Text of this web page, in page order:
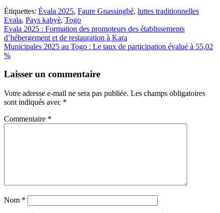
Étiquettes: Évala 2025, Faure Gnassingbé, luttes traditionnelles
Evala, Pays kabyè, Togo
Navigation
de
l’article
Evala 2025 : Formation des promoteurs des établissements
d’hébergement et de restauration à Kara
Municipales 2025 au Togo : Le taux de participation évalué à 55,02
%
Laisser un commentaire
Votre adresse e-mail ne sera pas publiée. Les champs obligatoires
sont indiqués avec *
Commentaire *
Nom *